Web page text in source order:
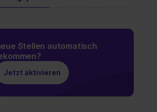
Stellen automatisch
Jetzt aktivieren